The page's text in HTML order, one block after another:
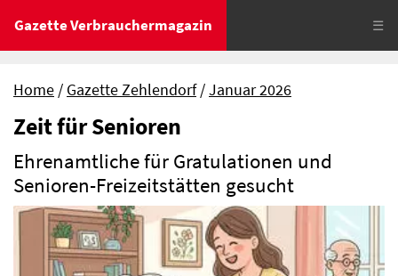
Gazette Verbrauchermagazin ☰
Home Gazette Zehlendorf Januar 2026
Zeit für Senioren
Ehrenamtliche für Gratulationen und
Senioren-Freizeitstätten gesucht